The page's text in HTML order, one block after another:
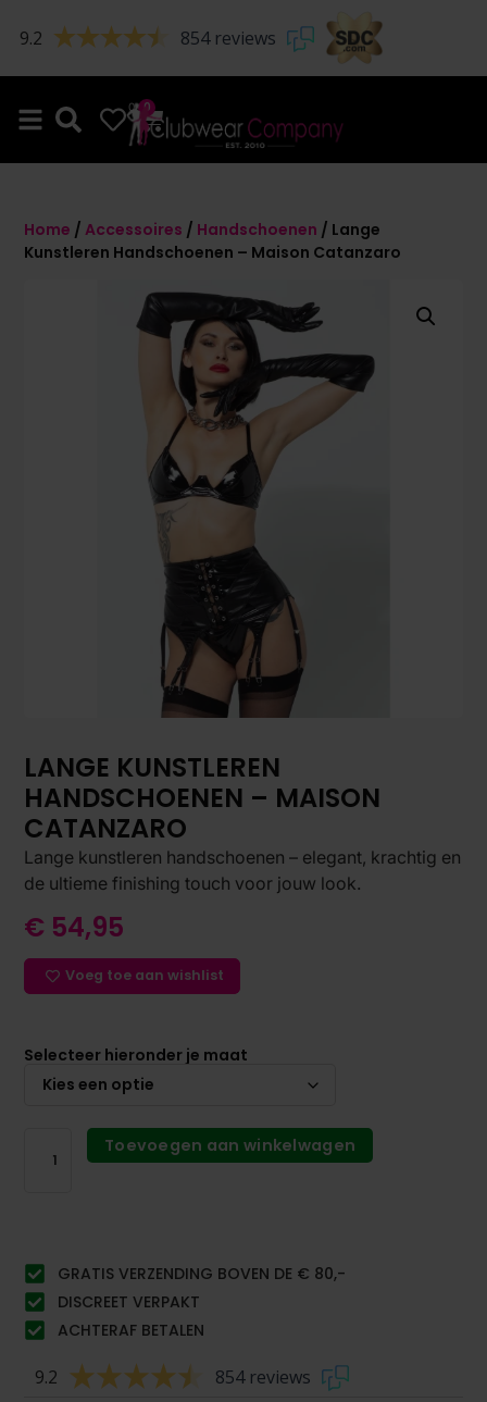
9.2 854 reviews
0 0
Home /Accessoires / Handschoenen / Lange
Kunstleren Handschoenen – Maison Catanzaro
LANGE KUNSTLEREN
HANDSCHOENEN – MAISON
CATANZARO
Lange kunstleren handschoenen – elegant, krachtig en
de ultieme finishing touch voor jouw look.
€ 54,95
Voeg toe aan wishlist
Selecteer hieronder je maat
Toevoegen aan winkelwagen
GRATIS VERZENDING BOVEN DE € 80,-
DISCREET VERPAKT
ACHTERAF BETALEN
9.2 854 reviews